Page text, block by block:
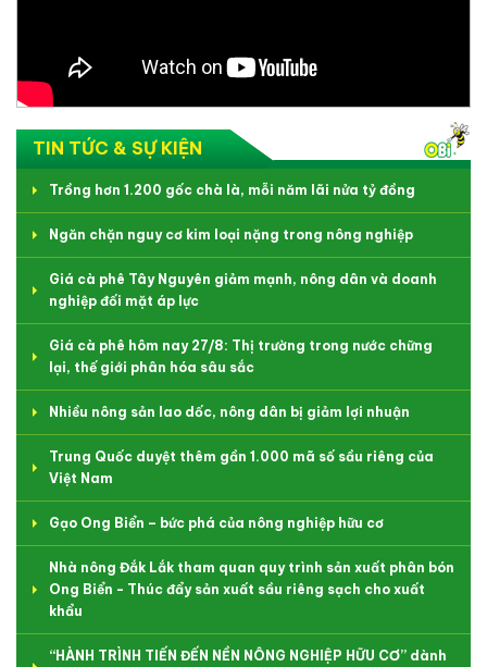
TIN TỨC & SỰ KIỆN
Trồng hơn 1.200 gốc chà là, mỗi năm lãi nửa tỷ đồng
Ngăn chặn nguy cơ kim loại nặng trong nông nghiệp
Giá cà phê Tây Nguyên giảm mạnh, nông dân và doanh
nghiệp đối mặt áp lực
Giá cà phê hôm nay 27/8: Thị trường trong nước chững
lại, thế giới phân hóa sâu sắc
Nhiều nông sản lao dốc, nông dân bị giảm lợi nhuận
Trung Quốc duyệt thêm gần 1.000 mã số sầu riêng của
Việt Nam
Gạo Ong Biển – bức phá của nông nghiệp hữu cơ
Nhà nông Đắk Lắk tham quan quy trình sản xuất phân bón
Ong Biển - Thúc đẩy sản xuất sầu riêng sạch cho xuất
khẩu
“HÀNH TRÌNH TIẾN ĐẾN NỀN NÔNG NGHIỆP HỮU CƠ” dành